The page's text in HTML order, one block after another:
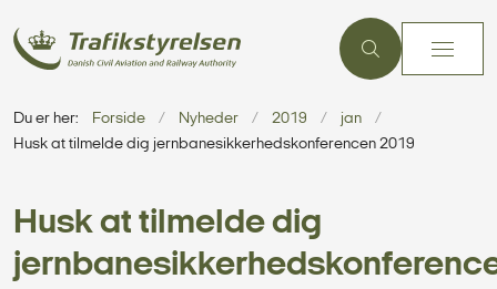
Du er her: Forside Nyheder 2019
jan
Husk at tilmelde dig jernbanesikkerhedskonferencen 2019
Husk at tilmelde dig